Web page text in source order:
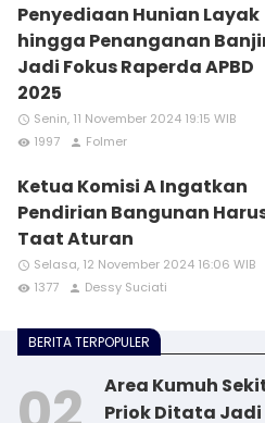
Penyediaan Hunian Layak
hingga Penanganan
Jadi Fokus Raperda APBD
2025
access_time Senin, 11 November 2024 19:15 WIB
remove_red_eye 1997 person Folmer
Ketua Komisi A Ingatkan
Pendirian Bangunan
Taat Aturan
access_time Selasa, 12 November 2024 16:06 WIB
remove_red_eye 1377 person Dessy Suciati
BERITA TERPOPULER
Area Kumuh
Priok Ditata